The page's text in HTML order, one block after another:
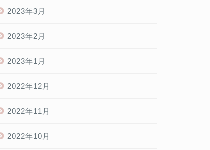
2023年3月
2023年2月
2023年1月
2022年12月
2022年11月
2022年10月